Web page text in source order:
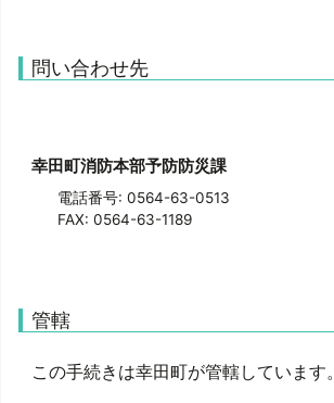
問い合わせ先
幸田町消防本部予防防災課
電話番号: 0564-63-0513
FAX: 0564-63-1189
管轄
この手続きは幸田町が管轄しています。